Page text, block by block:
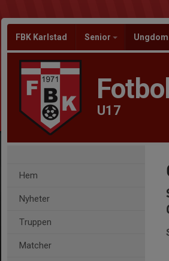
FBK Karlstad Senior Ungdom
U17
Hem
Nyheter
Truppen
Matcher